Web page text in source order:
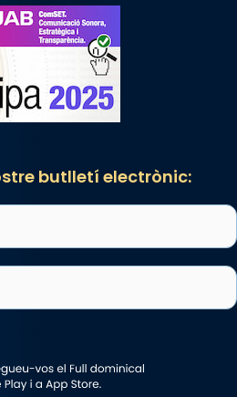
butlletí electrònic: